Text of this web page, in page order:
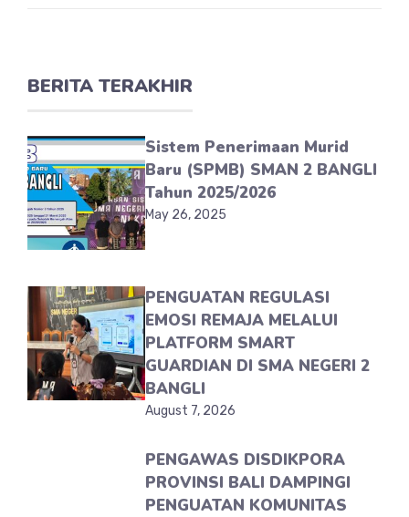
BERITA TERAKHIR
Sistem Penerimaan Murid
Baru (SPMB) SMAN 2 BANGLI
Tahun 2025/2026
May 26, 2025
PENGUATAN REGULASI
EMOSI REMAJA MELALUI
PLATFORM SMART
GUARDIAN DI SMA NEGERI 2
BANGLI
August 7, 2026
PENGAWAS DISDIKPORA
PROVINSI BALI DAMPINGI
PENGUATAN KOMUNITAS